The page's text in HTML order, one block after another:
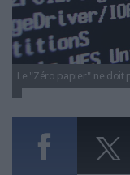
NOS OFFRES
Le "Zéro papier" ne doit